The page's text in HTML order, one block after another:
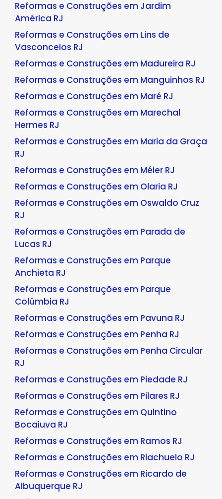
Reformas e Construções em Jardim
América RJ
Reformas e Construções em Lins de
Vasconcelos RJ
Reformas e Construções em Madureira RJ
Reformas e Construções em Manguinhos RJ
Reformas e Construções em Maré RJ
Reformas e Construções em Marechal
Hermes RJ
Reformas e Construções em Maria da Graça
RJ
Reformas e Construções em Méier RJ
Reformas e Construções em Olaria RJ
Reformas e Construções em Oswaldo Cruz
RJ
Reformas e Construções em Parada de
Lucas RJ
Reformas e Construções em Parque
Anchieta RJ
Reformas e Construções em Parque
Colúmbia RJ
Reformas e Construções em Pavuna RJ
Reformas e Construções em Penha RJ
Reformas e Construções em Penha Circular
RJ
Reformas e Construções em Piedade RJ
Reformas e Construções em Pilares RJ
Reformas e Construções em Quintino
Bocaiuva RJ
Reformas e Construções em Ramos RJ
Reformas e Construções em Riachuelo RJ
Reformas e Construções em Ricardo de
Albuquerque RJ